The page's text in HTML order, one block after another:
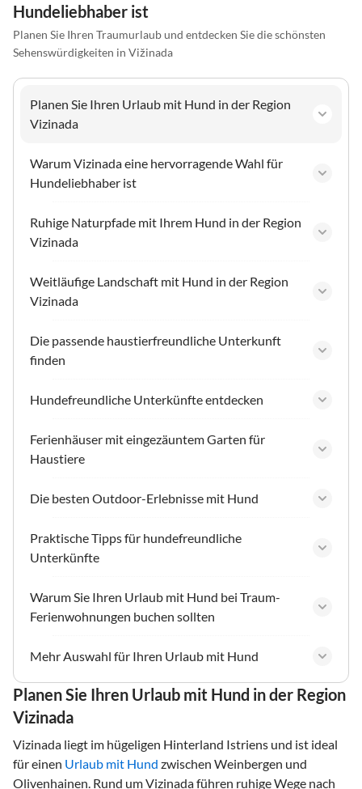
Hundeliebhaber ist
Planen Sie Ihren Traumurlaub und entdecken Sie die schönsten
Sehenswürdigkeiten in Vižinada
Planen Sie Ihren Urlaub mit Hund in der Region
Vizinada
Warum Vizinada eine hervorragende Wahl für
Hundeliebhaber ist
Ruhige Naturpfade mit Ihrem Hund in der Region
Vizinada
Weitläufige Landschaft mit Hund in der Region
Vizinada
Die passende haustierfreundliche Unterkunft
finden
Hundefreundliche Unterkünfte entdecken
Ferienhäuser mit eingezäuntem Garten für
Haustiere
Die besten Outdoor-Erlebnisse mit Hund
Praktische Tipps für hundefreundliche
Unterkünfte
Warum Sie Ihren Urlaub mit Hund bei Traum-
Ferienwohnungen buchen sollten
Mehr Auswahl für Ihren Urlaub mit Hund
Planen Sie Ihren Urlaub mit Hund in der Region
Vizinada
Vizinada liegt im hügeligen Hinterland Istriens und ist ideal
für einen Urlaub mit Hund zwischen Weinbergen und
Olivenhainen. Rund um Vizinada führen ruhige Wege nach